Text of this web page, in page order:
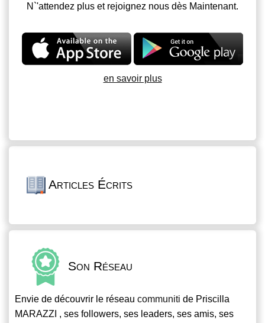
N`'attendez plus et rejoignez nous dès Maintenant.
en savoir plus
Articles Écrits
Son Réseau
Envie de découvrir le réseau communiti de Priscilla
MARAZZI , ses followers, ses leaders, ses amis, ses